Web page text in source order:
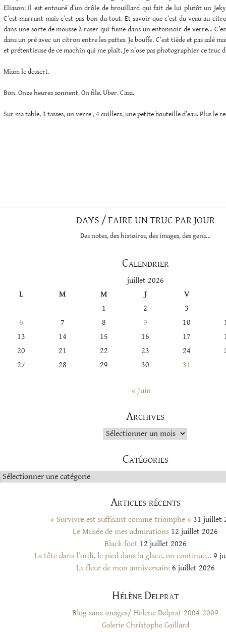
Eliason: Il est entouré d’un drôle de brouillard qui fait de lui plutôt un
C’est marrant mais c’est pas bon du tout. Et savoir que c’est du veau au
dans une sorte de mousse à raser qui fume dans un entonnoir de verre…
dans un pré avec un citron entre les pattes. Je bouffe. C’est tiède et pas salé
et prétentieuse de ce machin qui me plait. Je n’ose pas photographier ce truc
Miam le dessert.
Bon. Onze heures sonnent. On file. Uber. Casa.
Sur ma table, 3 tasses, un verre , 4 cuillers, une petite bouteille d’eau. Plus le
DAYS / FAIRE UN TRUC PAR JOUR
Des notes, des histoires, des images, des gens…
Calendrier
juillet 2026
L
M M J
V
1
2
3
6
7 8 9 10
13
14 15 16 17
20
21 22 23 24
27
28 29 30 31
« Juin
Archives
Archives
Catégories
Catégories
Articles récents
« Survivre est suffisant comme triomphe » 31 juillet
Le Musée de mes admirations 12 juillet 2026
Black foot 12 juillet 2026
La tête dans l’ordi, le pied dans la glace, on continue… 9
La fleur de mon anniversaire 6 juillet 2026
Hélène Delprat
Blog sans images/ Helene Delprat 2004-2009
Galerie Christophe Gaillard